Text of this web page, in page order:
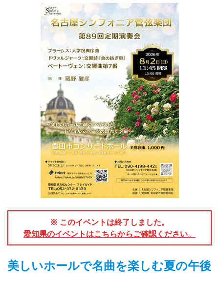
※ このイベントは終了しました。
愛知県のイベントはこちらからご確認ください。
美しいホールで名曲を楽しむ夏の午後